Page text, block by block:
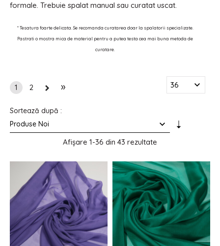
formale. Trebuie spalat manual sau curatat uscat.
* Tesatura foarte delicata.Se recomanda curatarea doar la spalatorii specializate.
Pastrati o mostra mica de material pentru a putea testa cea mai buna metoda de
curatare.
1 2 »
Sortează după :
Afișare 1-36 din 43 rezultate